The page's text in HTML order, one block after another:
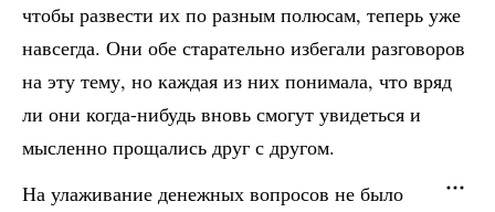
чтобы развести их по разным полюсам, теперь уже
навсегда. Они обе старательно избегали разговоров
на эту тему, но каждая из них понимала, что вряд
ли они когда-нибудь вновь смогут увидеться и
мысленно прощались друг с другом.
На улаживание денежных вопросов не было